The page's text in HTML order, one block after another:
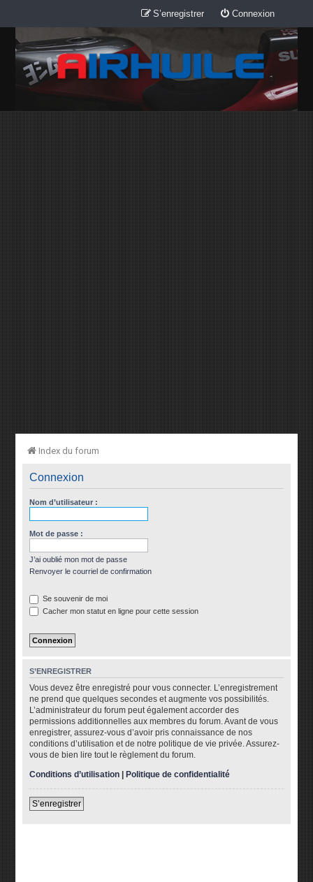
Connexion
S’enregistrer
Index du forum
Connexion
Nom d’utilisateur :
Mot de passe :
J’ai oublié mon mot de passe
Renvoyer le courriel de confirmation
Se souvenir de moi
Cacher mon statut en ligne pour cette session
S’ENREGISTRER
Vous devez être enregistré pour vous connecter. L’enregistrement
ne prend que quelques secondes et augmente vos possibilités.
L’administrateur du forum peut également accorder des
permissions additionnelles aux membres du forum. Avant de vous
enregistrer, assurez-vous d’avoir pris connaissance de nos
conditions d’utilisation et de notre politique de vie privée. Assurez-
vous de bien lire tout le règlement du forum.
Conditions d’utilisation |Politique de confidentialité
S’enregistrer